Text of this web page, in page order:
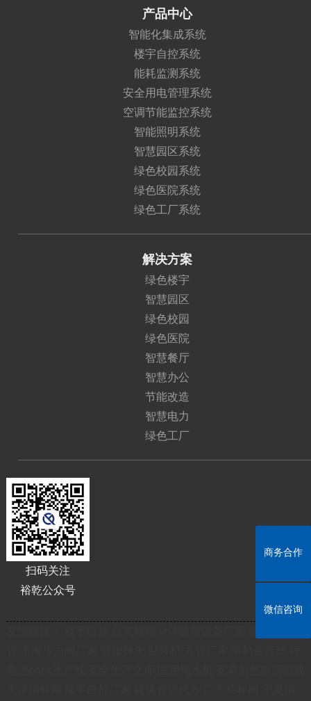
商务合作
微信咨询
商务合作
微信咨询
产品中心
智能化集成系统
楼宇自控系统
能耗监测系统
安全用电管理系统
空调节能监控系统
智能照明系统
智慧园区系统
绿色校园系统
绿色医院系统
绿色工厂系统
解决方案
绿色楼宇
智慧园区
绿色校园
绿色医院
智慧餐厅
智慧办公
节能改造
智慧电力
绿色工厂
扫码关注
裕乾公众号